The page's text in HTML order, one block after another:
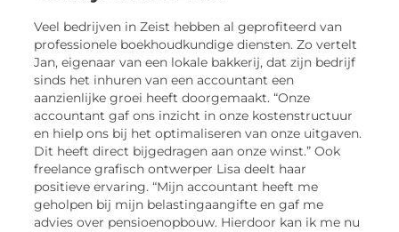
Veel bedrijven in Zeist hebben al geprofiteerd van
professionele boekhoudkundige diensten. Zo vertelt
Jan, eigenaar van een lokale bakkerij, dat zijn bedrijf
sinds het inhuren van een accountant een
aanzienlijke groei heeft doorgemaakt. “Onze
accountant gaf ons inzicht in onze kostenstructuur
en hielp ons bij het optimaliseren van onze uitgaven.
Dit heeft direct bijgedragen aan onze winst.” Ook
freelance grafisch ontwerper Lisa deelt haar
positieve ervaring. “Mijn accountant heeft me
geholpen bij mijn belastingaangifte en gaf me
advies over pensioenopbouw. Hierdoor kan ik me nu